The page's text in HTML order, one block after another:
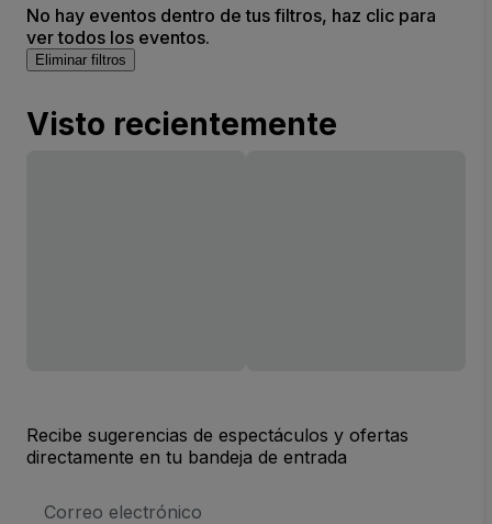
No hay eventos dentro de tus filtros, haz clic para
ver todos los eventos.
Eliminar filtros
Visto recientemente
Recibe sugerencias de espectáculos y ofertas
directamente en tu bandeja de entrada
de